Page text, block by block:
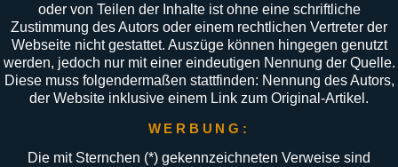
oder von Teilen der Inhalte ist ohne eine schriftliche
Zustimmung des Autors oder einem rechtlichen Vertreter der
Webseite nicht gestattet. Auszüge können hingegen genutzt
werden, jedoch nur mit einer eindeutigen Nennung der Quelle.
Diese muss folgendermaßen stattfinden: Nennung des Autors,
der Website inklusive einem Link zum Original-Artikel.
WERBUNG:
Die mit Sternchen (*) gekennzeichneten Verweise sind